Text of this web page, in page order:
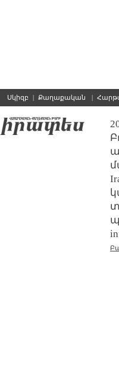
Սկիզբ | Քաղաքական |